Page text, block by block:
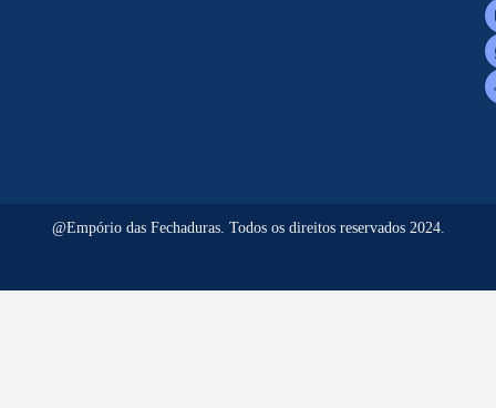
@Empório das Fechaduras. Todos os direitos reservados 2024.